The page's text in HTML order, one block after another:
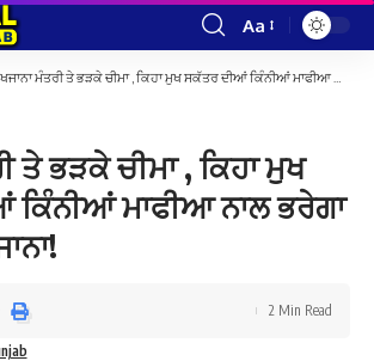
Font
Resizer
Aa
ਖਜਾਨਾ ਮੰਤਰੀ ਤੇ ਭੜਕੇ ਚੀਮਾ , ਕਿਹਾ ਮੁਖ ਸਕੱਤਰ ਦੀਆਂ ਕਿੰਨੀਆਂ ਮਾਫੀਆ ਨਾਲ ਭਰੇਗਾ ਪੰਜਾਬ ਦਾ ਖਜਾਨਾ!
ਤੇ ਭੜਕੇ ਚੀਮਾ , ਕਿਹਾ ਮੁਖ
ਮਾਫੀਆ ਨਾਲ ਭਰੇਗਾ
2 Min Read